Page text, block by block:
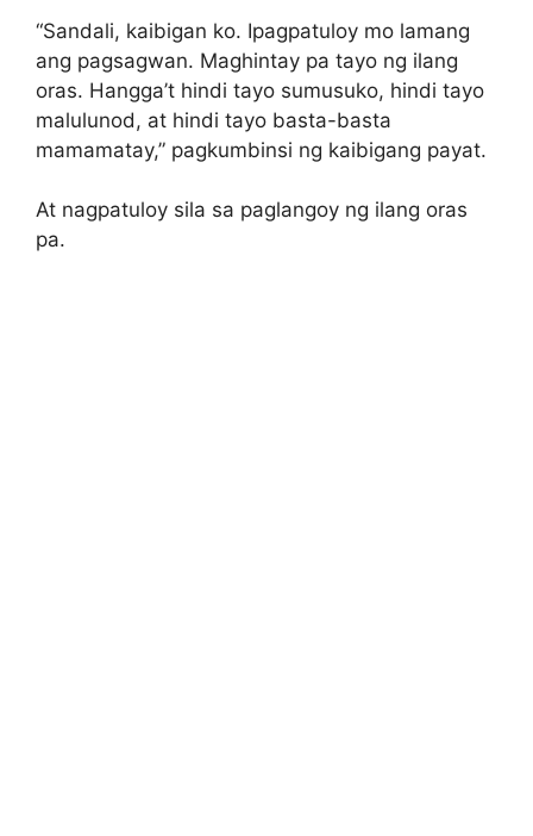
“Sandali, kaibigan ko. Ipagpatuloy mo lamang
ang pagsagwan. Maghintay pa tayo ng ilang
oras. Hangga’t hindi tayo sumusuko, hindi tayo
malulunod, at hindi tayo basta-basta
mamamatay,” pagkumbinsi ng kaibigang payat.
At nagpatuloy sila sa paglangoy ng ilang oras
pa.